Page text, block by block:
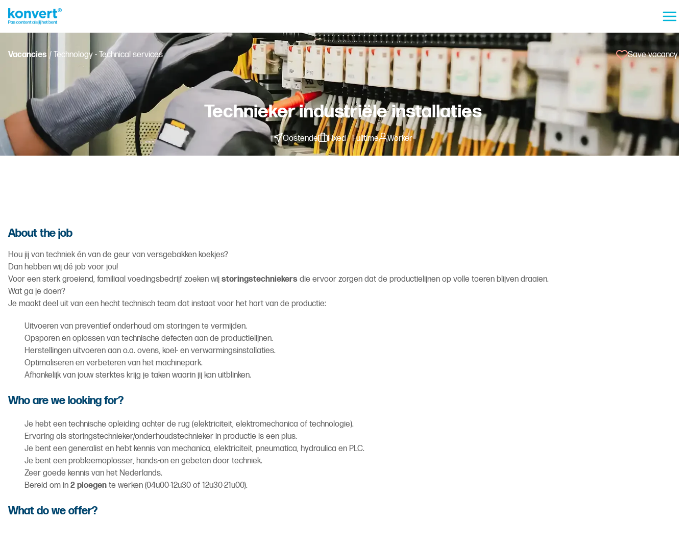
Vacancies / Technology - Technical services Save vacancy
Technieker industriële installaties
Oostende Fixed - Fulltime Worker
About the job
Hou jij van techniek én van de geur van versgebakken koekjes?
Dan hebben wij dé job voor jou!
Voor een sterk groeiend, familiaal voedingsbedrijf zoeken wij storingstechniekers die ervoor zorgen dat de productielijnen op volle toeren blijven draaien.
Wat ga je doen?
Je maakt deel uit van een hecht technisch team dat instaat voor het hart van de productie:
Uitvoeren van preventief onderhoud om storingen te vermijden.
Opsporen en oplossen van technische defecten aan de productielijnen.
Herstellingen uitvoeren aan o.a. ovens, koel- en verwarmingsinstallaties.
Optimaliseren en verbeteren van het machinepark.
Afhankelijk van jouw sterktes krijg je taken waarin jij kan uitblinken.
Who are we looking for?
Je hebt een technische opleiding achter de rug (elektriciteit, elektromechanica of technologie).
Ervaring als storingstechnieker/onderhoudstechnieker in productie is een plus.
Je bent een generalist en hebt kennis van mechanica, elektriciteit, pneumatica, hydraulica en PLC.
Je bent een probleemoplosser, hands-on en gebeten door techniek.
Zeer goede kennis van het Nederlands.
Bereid om in 2 ploegen te werken (04u00-12u30 of 12u30-21u00).
What do we offer?